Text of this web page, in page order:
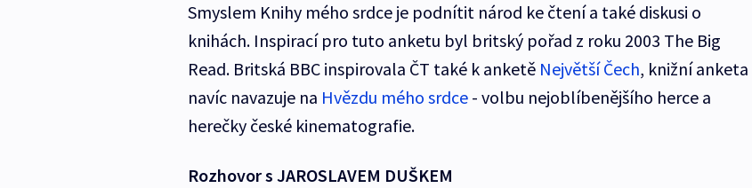
Smyslem Knihy mého srdce je podnítit národ ke čtení a také diskusi o
knihách. Inspirací pro tuto anketu byl britský pořad z roku 2003 The Big
Read. Britská BBC inspirovala ČT také k anketě Největší Čech, knižní anketa
navíc navazuje na Hvězdu mého srdce- volbu nejoblíbenějšího herce a
herečky české kinematografie.
Rozhovor s JAROSLAVEM DUŠKEM